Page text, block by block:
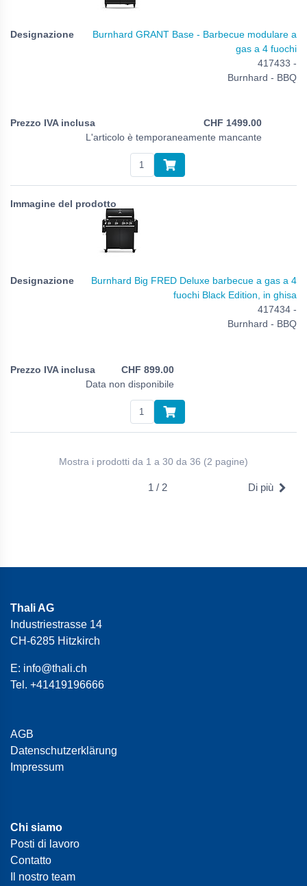
Burnhard GRANT Base - Barbecue modulare a
gas a 4 fuochi
417433 -
Burnhard - BBQ
CHF 1499.00
L'articolo è temporaneamente mancante
Burnhard Big FRED Deluxe barbecue a gas a 4
fuochi Black Edition, in ghisa
417434 -
Burnhard - BBQ
CHF 899.00
Data non disponibile
Mostra i prodotti da 1 a 30 da 36 (2 pagine)
1 / 2 Di più
Thali AG
Industriestrasse 14
CH-6285 Hitzkirch
E: info@thali.ch
Tel. +41419196666
AGB
Datenschutzerklärung
Impressum
Chi siamo
Posti di lavoro
Contatto
Il nostro team